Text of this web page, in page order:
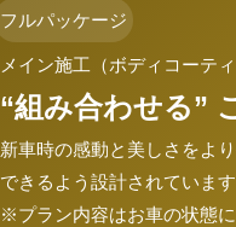
フルパッケージ
メイン施工（ボディコーテ
“組み合わせる”
新車時の感動と美しさをよ
できるよう設計されています
※プラン内容はお車の状態に